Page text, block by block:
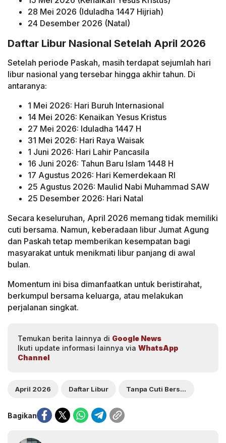
28 Mei 2026 (Iduladha 1447 Hijriah)
24 Desember 2026 (Natal)
Daftar Libur Nasional Setelah April 2026
Setelah periode Paskah, masih terdapat sejumlah hari
libur nasional yang tersebar hingga akhir tahun. Di
antaranya:
1 Mei 2026: Hari Buruh Internasional
14 Mei 2026: Kenaikan Yesus Kristus
27 Mei 2026: Iduladha 1447 H
31 Mei 2026: Hari Raya Waisak
1 Juni 2026: Hari Lahir Pancasila
16 Juni 2026: Tahun Baru Islam 1448 H
17 Agustus 2026: Hari Kemerdekaan RI
25 Agustus 2026: Maulid Nabi Muhammad SAW
25 Desember 2026: Hari Natal
Secara keseluruhan, April 2026 memang tidak memiliki
cuti bersama. Namun, keberadaan libur Jumat Agung
dan Paskah tetap memberikan kesempatan bagi
masyarakat untuk menikmati libur panjang di awal
bulan.
Momentum ini bisa dimanfaatkan untuk beristirahat,
berkumpul bersama keluarga, atau melakukan
perjalanan singkat.
Temukan berita lainnya di Google News
Ikuti update informasi lainnya via WhatsApp
Channel
April 2026 Daftar Libur Tanpa Cuti Bersama
Bagikan